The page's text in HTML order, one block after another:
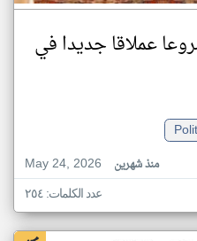
عملاقا جديدا في
May 24, 2026
منذ شهرين
عدد الكلمات: ٢٥٤